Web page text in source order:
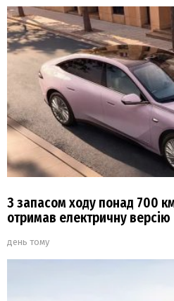
З запасом ходу понад 700
отримав електричну версію
день тому